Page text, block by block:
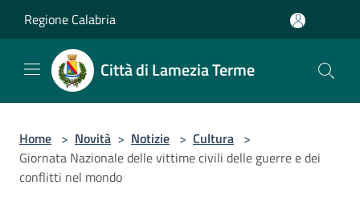
Regione Calabria
Città di Lamezia Terme
Home > Novità > Notizie > Cultura >
Giornata Nazionale delle vittime civili delle guerre e dei
conflitti nel mondo